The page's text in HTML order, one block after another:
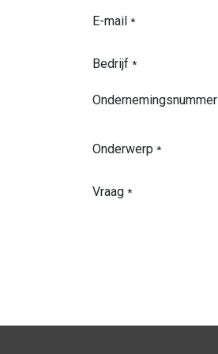
E-mail *
Bedrijf *
Ondernemingsnummer
Onderwerp *
Vraag *